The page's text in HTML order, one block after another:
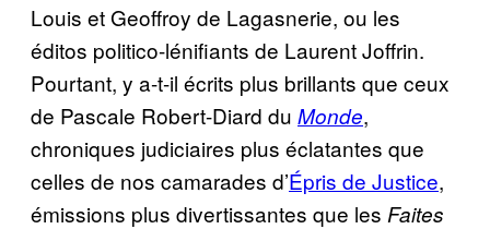
Louis et Geoffroy de Lagasnerie, ou les
éditos politico-lénifiants de Laurent Joffrin.
Pourtant, y a-t-il écrits plus brillants que ceux
de Pascale Robert-Diard du Monde,
chroniques judiciaires plus éclatantes que
celles de nos camarades d’Épris de Justice,
émissions plus divertissantes que les Faites